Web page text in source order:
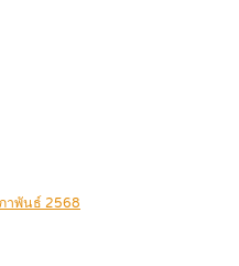
าพันธ์ 2568